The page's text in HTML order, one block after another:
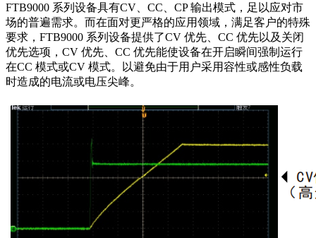
FTB9000 系列设备具有CV、CC、CP 输出模式，足以应对市
场的普遍需求。而在面对更严格的应用领域，满足客户的特殊
要求，FTB9000 系列设备提供了CV 优先、CC 优先以及关闭
优先选项，CV 优先、CC 优先能使设备在开启瞬间强制运行
在CC 模式或CV 模式。以避免由于用户采用容性或感性负载
时造成的电流或电压尖峰。